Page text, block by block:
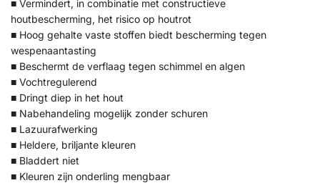
■ Vermindert, in combinatie met constructieve
houtbescherming, het risico op houtrot
■ Hoog gehalte vaste stoffen biedt bescherming tegen
wespenaantasting
■ Beschermt de verflaag tegen schimmel en algen
■ Vochtregulerend
■ Dringt diep in het hout
■ Nabehandeling mogelijk zonder schuren
■ Lazuurafwerking
■ Heldere, briljante kleuren
■ Bladdert niet
■ Kleuren zijn onderling mengbaar